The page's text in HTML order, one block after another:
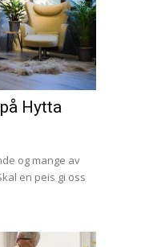
Hytta
og mange av
en peis gi oss